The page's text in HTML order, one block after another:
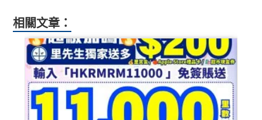
相關文章：